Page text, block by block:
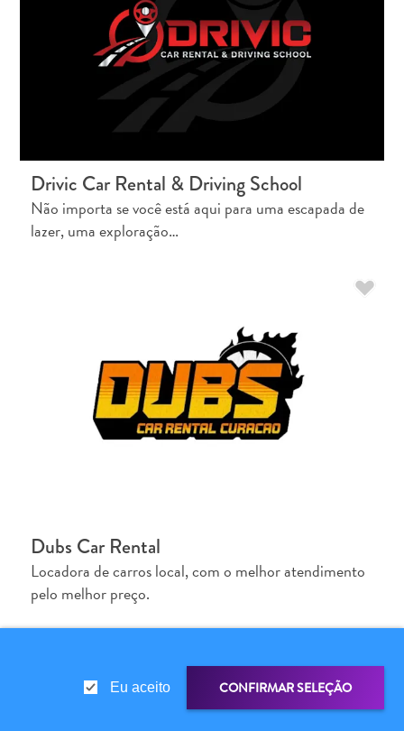
Drivic Car Rental & Driving School
Não importa se você está aqui para uma escapada de
lazer, uma exploração…
Dubs Car Rental
Locadora de carros local, com o melhor atendimento
pelo melhor preço.
Eu aceito CONFIRMAR SELEÇÃO